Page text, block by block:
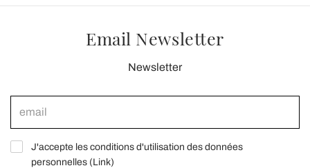
Email Newsletter
Newsletter
J'accepte les conditions d'utilisation des données
personnelles (Link)